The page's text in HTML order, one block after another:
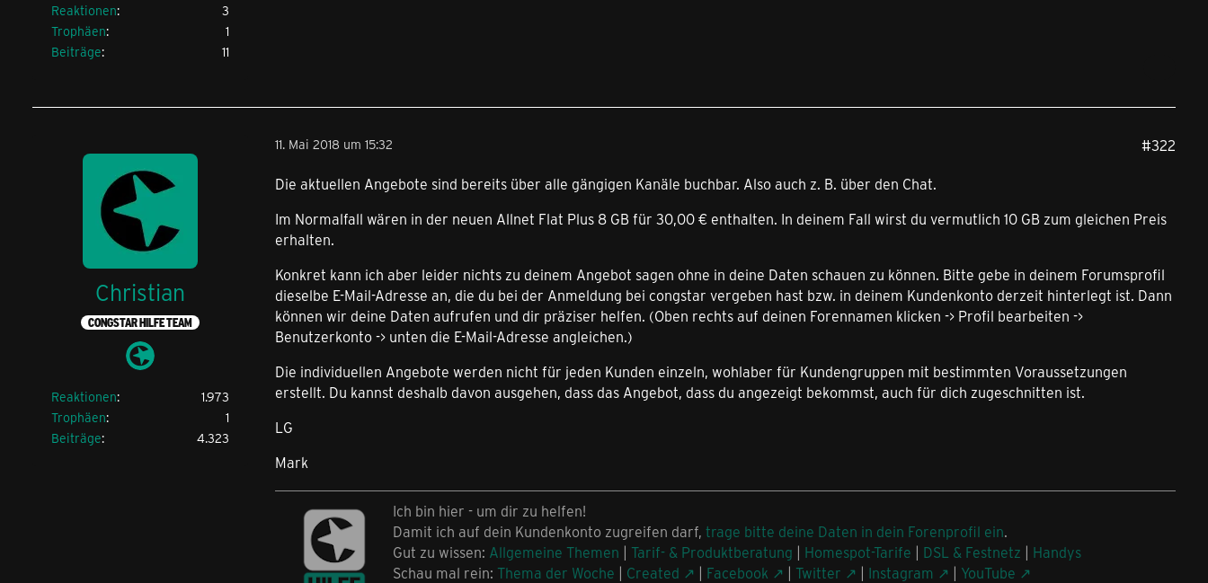
Reaktionen
3
Trophäen
1
Beiträge
11
Christian
CONGSTAR HILFE TEAM
Reaktionen
1.973
Trophäen
1
Beiträge
4.323
11. Mai 2018 um 15:32 #322
Die aktuellen Angebote sind bereits über alle gängigen Kanäle buchbar. Also auch z. B. über den Chat.
Im Normalfall wären in der neuen Allnet Flat Plus 8 GB für 30,00 € enthalten. In deinem Fall wirst du vermutlich 10 GB zum gleichen Preis
erhalten.
Konkret kann ich aber leider nichts zu deinem Angebot sagen ohne in deine Daten schauen zu können. Bitte gebe in deinem Forumsprofil
dieselbe E-Mail-Adresse an, die du bei der Anmeldung bei congstar vergeben hast bzw. in deinem Kundenkonto derzeit hinterlegt ist. Dann
können wir deine Daten aufrufen und dir präziser helfen. (Oben rechts auf deinen Forennamen klicken -> Profil bearbeiten ->
Benutzerkonto -> unten die E-Mail-Adresse angleichen.)
Die individuellen Angebote werden nicht für jeden Kunden einzeln, wohlaber für Kundengruppen mit bestimmten Voraussetzungen
erstellt. Du kannst deshalb davon ausgehen, dass das Angebot, dass du angezeigt bekommst, auch für dich zugeschnitten ist.
LG
Mark
Ich bin hier - um dir zu helfen!
Damit ich auf dein Kundenkonto zugreifen darf, trage bitte deine Daten in dein Forenprofil ein.
Gut zu wissen: Allgemeine Themen | Tarif- & Produktberatung | Homespot-Tarife | DSL & Festnetz | Handys
Schau mal rein: Thema der Woche | Created | Facebook | Twitter | Instagram | YouTube